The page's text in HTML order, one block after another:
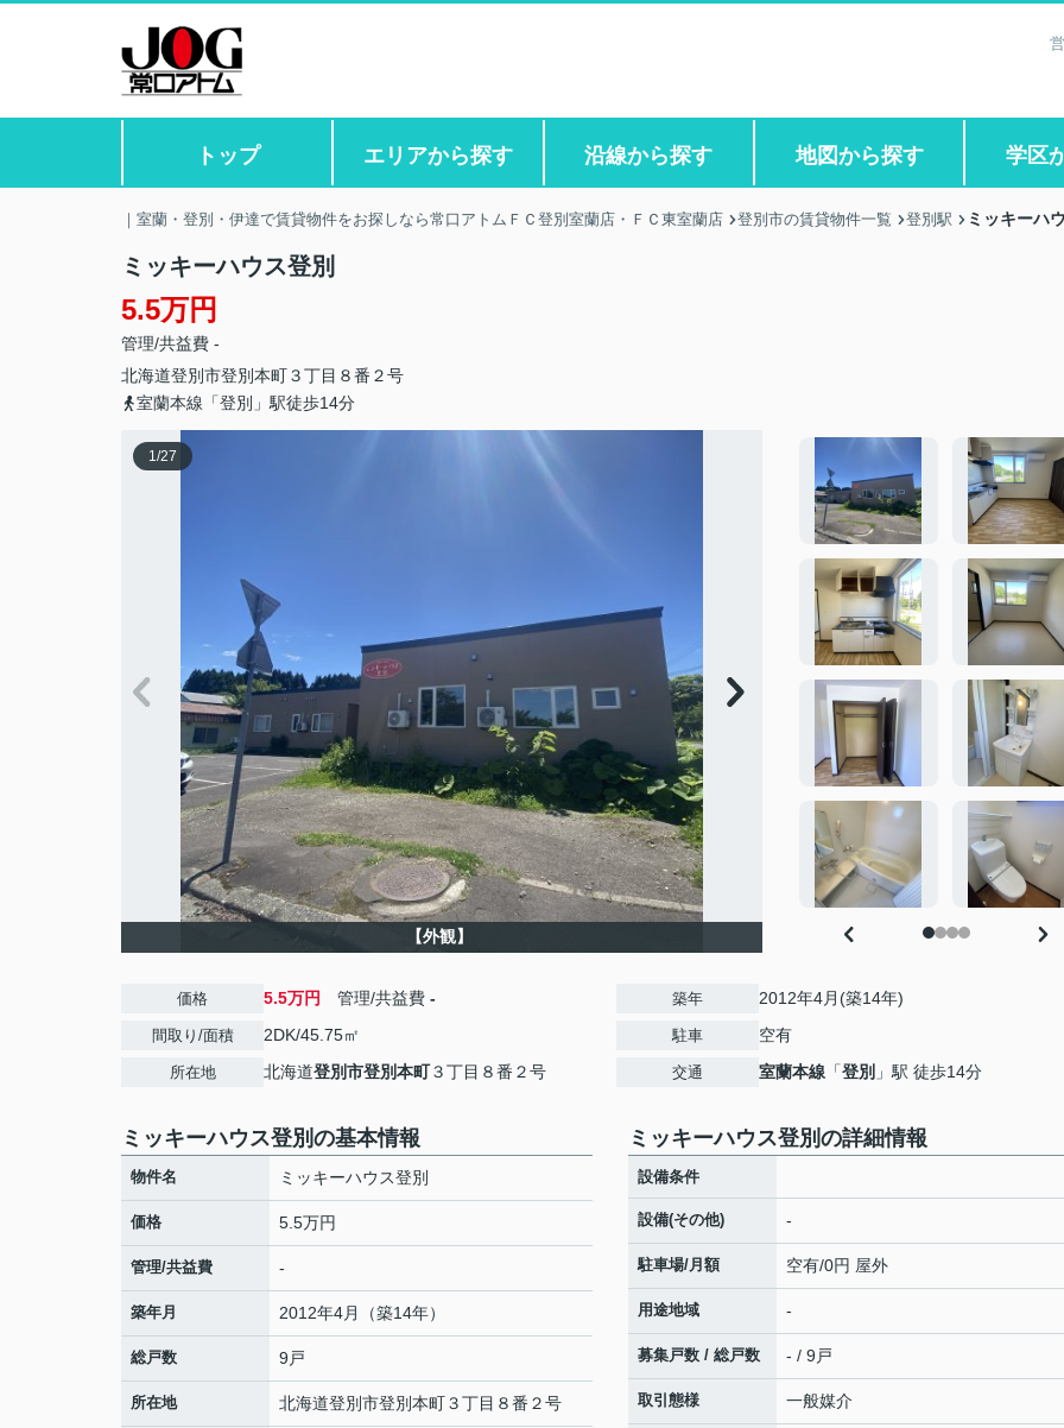
トップ エリアから探す 沿線から探す 地図から探す 学区
｜室蘭・登別・伊達で賃貸物件をお探しなら常口アトムＦＣ登別室蘭店・ＦＣ東室蘭店 登別市の賃貸物件一覧 登別駅 ミッキーハ
ミッキーハウス登別
5.5万円
管理/共益費 -
北海道登別市登別本町３丁目８番２号
室蘭本線「登別」駅徒歩14分
1/27
【外観】
価格 5.5万円 管理/共益費 -
間取り/面積 2DK/45.75㎡
所在地 北海道登別市登別本町３丁目８番２号
築年 2012年4月(築14年)
駐車 空有
交通 室蘭本線 「登別 」駅 徒歩14分
ミッキーハウス登別の基本情報
物件名 ミッキーハウス登別
価格 5.5万円
管理/共益費 -
築年月 2012年4月（築14年）
総戸数 9戸
所在地 北海道登別市登別本町３丁目８番２号
ミッキーハウス登別の詳細情報
設備条件
設備(その他) -
駐車場/月額 空有/0円 屋外
用途地域 -
募集戸数 / 総戸数 - / 9戸
取引態様 一般媒介